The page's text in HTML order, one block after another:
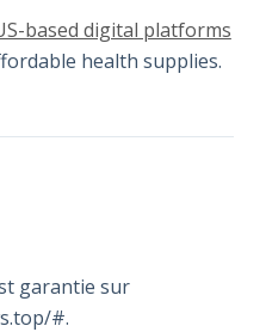
based digital platforms
health supplies.
garantie sur
#.